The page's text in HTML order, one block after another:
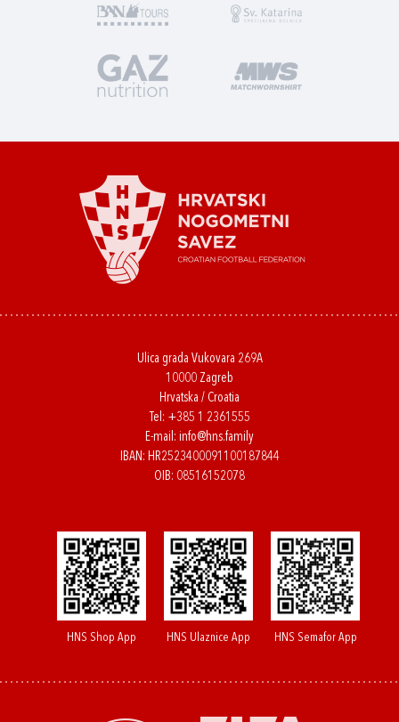
Ulica grada Vukovara 269A
10000 Zagreb
Hrvatska / Croatia
Tel: +385 1 2361555
E-mail: info@hns.family
IBAN: HR2523400091100187844
OIB: 08516152078
HNS Shop App HNS Ulaznice App HNS Semafor App